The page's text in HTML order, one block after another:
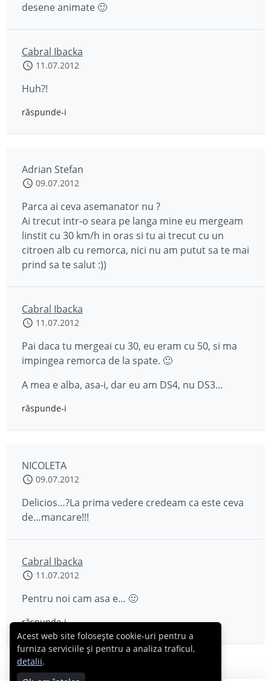
desene animate 🙂
Cabral Ibacka
11.07.2012
Huh?!
răspunde-i
Adrian Stefan
09.07.2012
Parca ai ceva asemanator nu ?
Ai trecut intr-o seara pe langa mine eu mergeam
linstit cu 30 km/h in oras si tu ai trecut cu un
citroen alb cu remorca, nici nu am putut sa te mai
prind sa te salut :))
Cabral Ibacka
11.07.2012
Pai daca tu mergeai cu 30, eu eram cu 50, si ma
impingea remorca de la spate. 🙂
A mea e alba, asa-i, dar eu am DS4, nu DS3…
răspunde-i
NICOLETA
09.07.2012
Delicios…?La prima vedere credeam ca este ceva
de…mancare!!!
Cabral Ibacka
11.07.2012
Pentru noi cam asa e… 🙂
răspunde-i
Acest web site folosește cookie-uri pentru a
furniza serviciile și pentru a analiza traficul,
detalii.